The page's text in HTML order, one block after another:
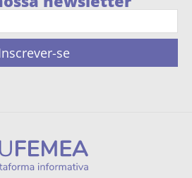
se